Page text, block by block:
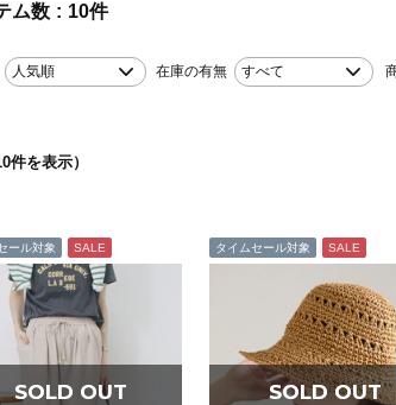
ム数 10件
人気順 在庫の有無 すべて
件を表示）
ール対象 SALE
SOLD OUT
SOLD OUT
タイムセール対象 SALE
SOLD OUT
SOLD OUT